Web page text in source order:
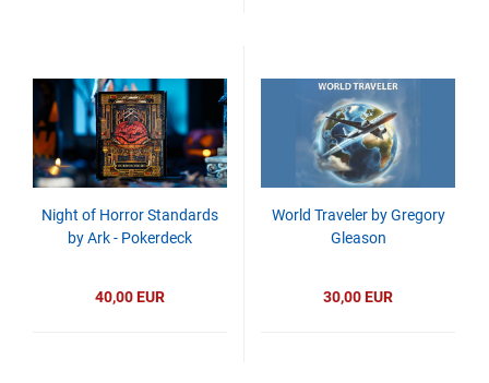
Night of Horror Standards
by Ark - Pokerdeck
40,00 EUR
World Traveler by Gregory
Gleason
30,00 EUR